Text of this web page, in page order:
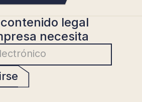
legal
necesita